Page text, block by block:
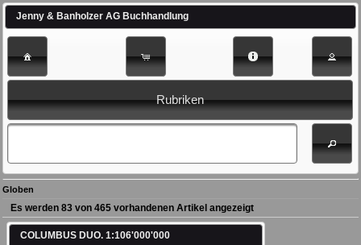
Jenny & Banholzer AG Buchhandlung
Rubriken
Globen
Es werden 83 von 465 vorhandenen Artikel angezeigt
COLUMBUS DUO. 1:106'000'000